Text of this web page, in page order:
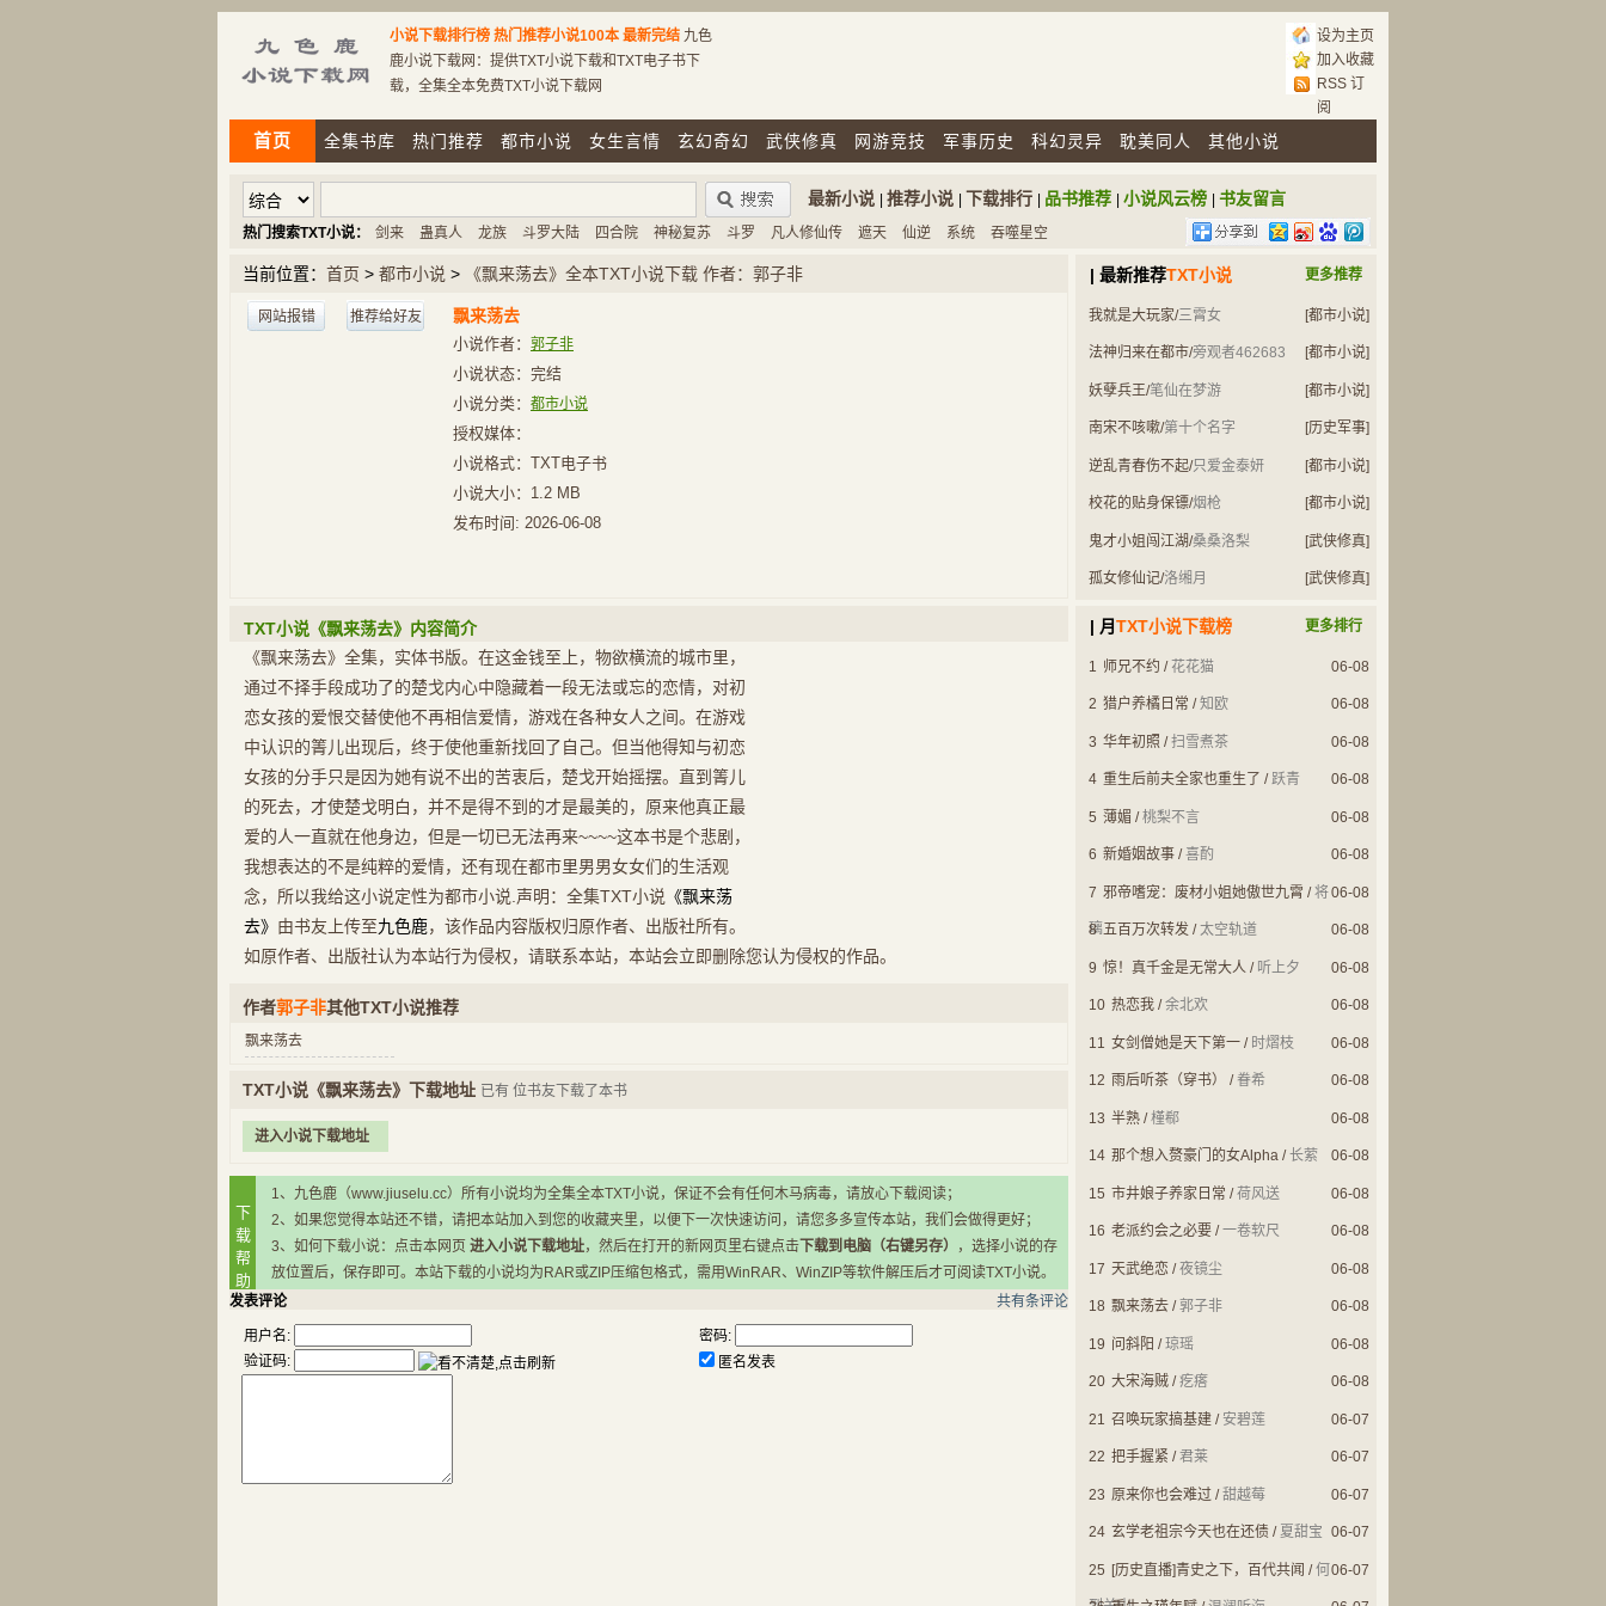
小说下载排行榜 热门推荐小说100本 最新完结 九色
鹿小说下载网：提供TXT小说下载和TXT电子书下
载，全集全本免费TXT小说下载网
设为主页
加入收藏
RSS 订
阅
首页 全集书库 热门推荐 都市小说 女生言情 玄幻奇幻 武侠修真 网游竞技 军事历史 科幻灵异 耽美同人 其他小说
最新小说 推荐小说 下载排行 品书推荐 小说风云榜 书友留言
热门搜索TXT小说： 剑来 蛊真人 龙族 斗罗大陆 四合院 神秘复苏 斗罗 凡人修仙传 遮天 仙逆 系统 吞噬星空
当前位置： 首页 > 都市小说 > 《飘来荡去》全本TXT小说下载 作者：郭子非
网站报错 推荐给好友 飘来荡去
小说作者： 郭子非
小说状态： 完结
小说分类： 都市小说
授权媒体：
小说格式：TXT电子书
小说大小： 1.2 MB
发布时间: 2026-06-08
更多推荐
| 最新推荐TXT小说
[都市小说]
我就是大玩家/三霄女
[都市小说]
法神归来在都市/旁观者462683
[都市小说]
妖孽兵王/笔仙在梦游
[历史军事]
南宋不咳嗽/第十个名字
[都市小说]
逆乱青春伤不起/只爱金泰妍
[都市小说]
校花的贴身保镖/烟枪
[武侠修真]
鬼才小姐闯江湖/桑桑洛梨
[武侠修真]
孤女修仙记/洛缃月
TXT小说《飘来荡去》内容简介
《飘来荡去》全集，实体书版。在这金钱至上，物欲横流的城市里，
通过不择手段成功了的楚戈内心中隐藏着一段无法或忘的恋情，对初
恋女孩的爱恨交替使他不再相信爱情，游戏在各种女人之间。在游戏
中认识的箐儿出现后，终于使他重新找回了自己。但当他得知与初恋
女孩的分手只是因为她有说不出的苦衷后，楚戈开始摇摆。直到箐儿
的死去，才使楚戈明白，并不是得不到的才是最美的，原来他真正最
爱的人一直就在他身边，但是一切已无法再来~~~~这本书是个悲剧，
我想表达的不是纯粹的爱情，还有现在都市里男男女女们的生活观
念，所以我给这小说定性为都市小说.声明：全集TXT小说 《飘来荡
去》 由书友上传至九色鹿，该作品内容版权归原作者、出版社所有。
如原作者、出版社认为本站行为侵权，请联系本站，本站会立即删除您认为侵权的作品。
作者郭子非其他TXT小说推荐
飘来荡去
TXT小说《飘来荡去》下载地址 已有 位书友下载了本书
进入小说下载地址
下
载
帮
助
1、九色鹿（www.jiuselu.cc）所有小说均为全集全本TXT小说，保证不会有任何木马病毒，请放心下载阅读；
2、如果您觉得本站还不错，请把本站加入到您的收藏夹里，以便下一次快速访问，请您多多宣传本站，我们会做得更好；
3、如何下载小说：点击本网页 进入小说下载地址，然后在打开的新网页里右键点击 下载到电脑（右键另存）
，选择小说的存
放位置后，保存即可。本站下载的小说均为RAR或ZIP压缩包格式，需用WinRAR、WinZIP等软件解压后才可阅读TXT小说。
发表评论
共有条评论
用户名:
密码:
验证码:
匿名发表
更多排行
| 月TXT小说下载榜
06-08
1 师兄不约 / 花花猫
06-08
2 猎户养橘日常 /知欧
06-08
3 华年初照 /扫雪煮茶
06-08
4 重生后前夫全家也重生了 /跃青
06-08
5 薄媚 /桃梨不言
06-08
6 新婚姻故事 /喜酌
06-08
7 邪帝嗜宠：废材小姐她傲世九霄 /将
璃 06-08
8 五百万次转发 /太空轨道
06-08
9 惊！真千金是无常大人 / 听上夕
06-08
10 热恋我 /余北欢
06-08
11 女剑僧她是天下第一 / 时熠枝
06-08
12 雨后听茶（穿书） / 眷希
06-08
13 半熟 /槿郗
06-08
14 那个想入赘豪门的女Alpha /长萦
06-08
15 市井娘子养家日常 /荷风送
06-08
16 老派约会之必要 /一卷软尺
06-08
17 天武绝恋 /夜镜尘
06-08
18 飘来荡去 /郭子非
06-08
19 问斜阳 /琼瑶
06-08
20 大宋海贼 /疙瘩
06-07
21 召唤玩家搞基建 / 安碧莲
06-07
22 把手握紧 /君莱
06-07
23 原来你也会难过 /甜越莓
06-07
24 玄学老祖宗今天也在还债 / 夏甜宝
06-07
25 [历史直播]青史之下，百代共闻 /何